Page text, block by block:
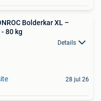
Bolderkar XL –
80 kg
Details
28 jul 26